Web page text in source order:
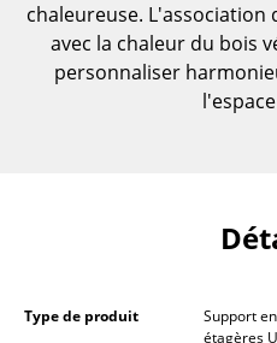
Meubles TV
Caissons roulants et
... voir tous les
chaleureuse. L'association
avec la chaleur du bois
personnaliser
Type de produit
Support
étagères